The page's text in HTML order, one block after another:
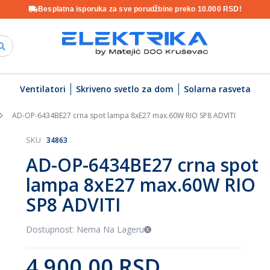
Besplatna isporuka za sve porudžbine preko 10.000 RSD!
Ventilatori Skriveno svetlo za dom Solarna rasveta
AD-OP-6434BE27 crna spot lampa 8xE27 max.60W RIO SP8 ADVITI
AD-OP-6434BE27 crna spot
lampa 8xE27 max.60W RIO
SP8 ADVITI
SKU 34863
Dostupnost: Nema Na Lageru